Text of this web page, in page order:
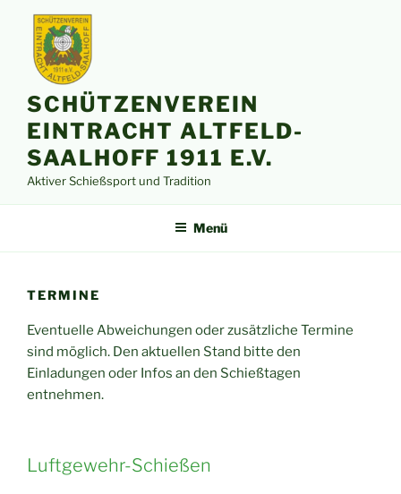
springen
SCHÜTZENVEREIN
EINTRACHT ALTFELD-
SAALHOFF 1911 E.V.
Aktiver Schießsport und Tradition
Menü
TERMINE
Eventuelle Abweichungen oder zusätzliche Termine
sind möglich. Den aktuellen Stand bitte den
Einladungen oder Infos an den Schießtagen
entnehmen.
Luftgewehr-Schießen